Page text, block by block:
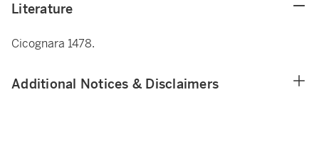
Literature
Cicognara 1478.
Additional Notices & Disclaimers